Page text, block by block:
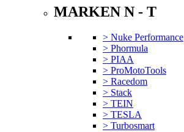
MARKEN N - T
> Nuke Performance
> Phormula
> PIAA
> ProMotoTools
> Racedom
> Stack
> TEIN
> TESLA
> Turbosmart